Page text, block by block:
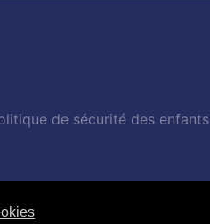
de sécurité des enfants